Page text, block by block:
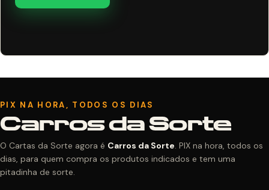
PIX NA HORA, TODOS OS DIAS
Carros da Sorte
O Cartas da Sorte agora é Carros da Sorte. PIX na hora, todos os
dias, para quem compra os produtos indicados e tem uma
pitadinha de sorte.